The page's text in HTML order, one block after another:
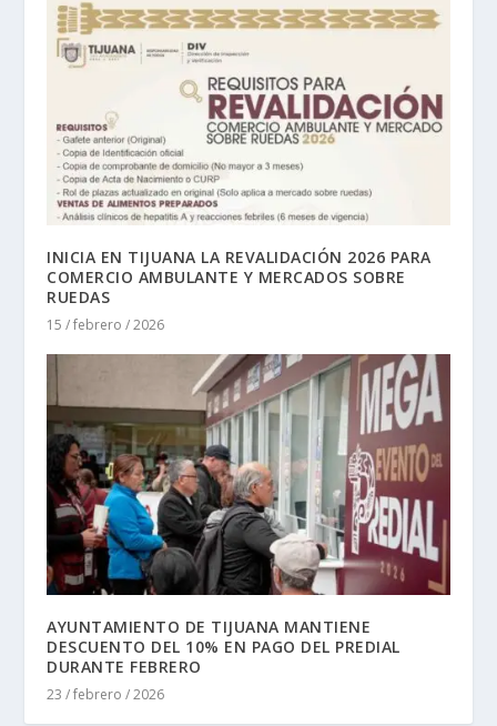
INICIA EN TIJUANA LA REVALIDACIÓN 2026 PARA
COMERCIO AMBULANTE Y MERCADOS SOBRE
RUEDAS
15 / febrero / 2026
AYUNTAMIENTO DE TIJUANA MANTIENE
DESCUENTO DEL 10% EN PAGO DEL PREDIAL
DURANTE FEBRERO
23 / febrero / 2026